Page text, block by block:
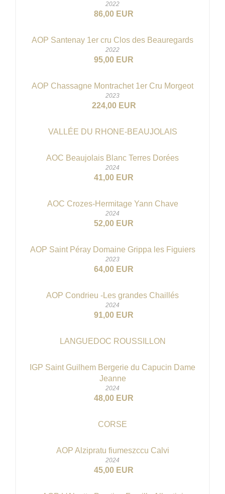
2022
86,00 EUR
AOP Santenay 1er cru Clos des Beauregards
2022
95,00 EUR
AOP Chassagne Montrachet 1er Cru Morgeot
2023
224,00 EUR
VALLÉE DU RHONE-BEAUJOLAIS
AOC Beaujolais Blanc Terres Dorées
2024
41,00 EUR
AOC Crozes-Hermitage Yann Chave
2024
52,00 EUR
AOP Saint Péray Domaine Grippa les Figuiers
2023
64,00 EUR
AOP Condrieu -Les grandes Chaillés
2024
91,00 EUR
LANGUEDOC ROUSSILLON
IGP Saint Guilhem Bergerie du Capucin Dame
Jeanne
2024
48,00 EUR
CORSE
AOP Alzipratu fiumeszccu Calvi
2024
45,00 EUR